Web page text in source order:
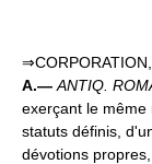
A.— ANTIQ.
exerçant le même
statuts définis,
dévotions